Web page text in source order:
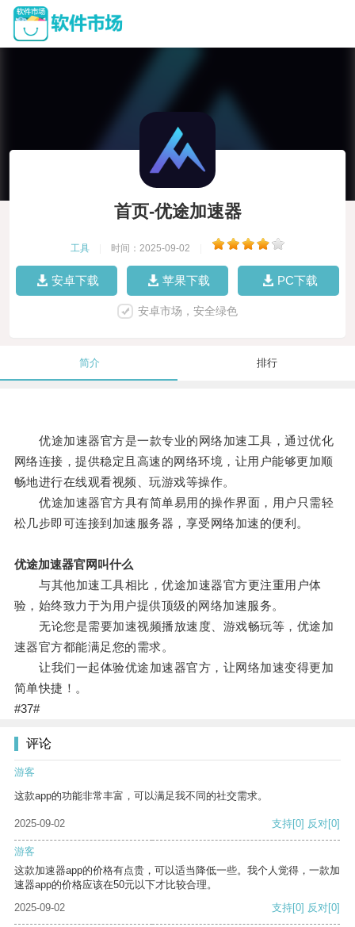
首页-优途加速器
工具 时间：2025-09-02
安卓下载 苹果下载 PC下载
安卓市场，安全绿色
简介 排行
优途加速器官方是一款专业的网络加速工具，通过优化
网络连接，提供稳定且高速的网络环境，让用户能够更加顺
畅地进行在线观看视频、玩游戏等操作。
优途加速器官方具有简单易用的操作界面，用户只需轻
松几步即可连接到加速服务器，享受网络加速的便利。
优途加速器官网叫什么
与其他加速工具相比，优途加速器官方更注重用户体
验，始终致力于为用户提供顶级的网络加速服务。
无论您是需要加速视频播放速度、游戏畅玩等，优途加
速器官方都能满足您的需求。
让我们一起体验优途加速器官方，让网络加速变得更加
简单快捷！。
#37#
评论
游客
这款app的功能非常丰富，可以满足我不同的社交需求。
2025-09-02 支持[0] 反对[0]
游客
这款加速器app的价格有点贵，可以适当降低一些。我个人觉得，一款加
速器app的价格应该在50元以下才比较合理。
2025-09-02
支持[0] 反对[0]